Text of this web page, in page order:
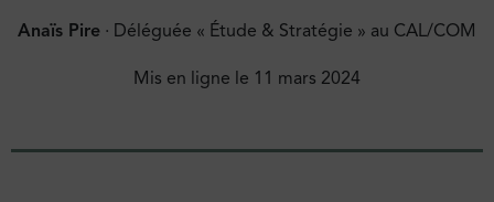
Anaïs Pire · Déléguée « Étude & Stratégie » au CAL/COM
Mis en ligne le 11 mars 2024